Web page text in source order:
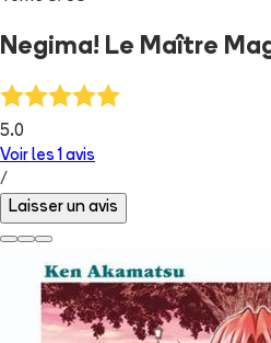
Negima! Le Maître
5.0
Voir les 1 avis
/
Laisser un avis